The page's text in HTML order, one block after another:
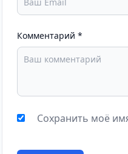
Комментарий *
Сохранить моё